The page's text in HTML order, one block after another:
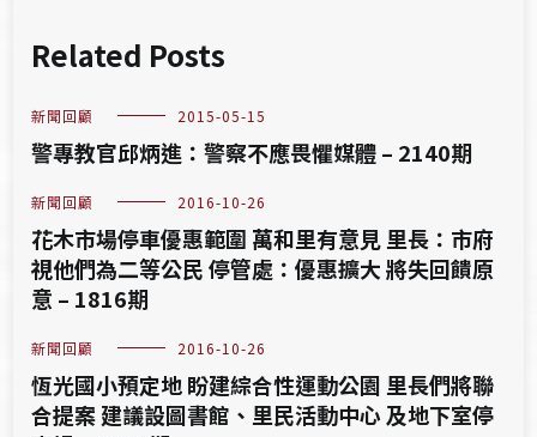
Related Posts
新聞回顧 2015-05-15
警專教官邱炳進：警察不應畏懼媒體 – 2140期
新聞回顧 2016-10-26
花木市場停車優惠範圍 萬和里有意見 里長：市府
視他們為二等公民 停管處：優惠擴大 將失回饋原
意 – 1816期
新聞回顧 2016-10-26
恆光國小預定地 盼建綜合性運動公園 里長們將聯
合提案 建議設圖書館、里民活動中心 及地下室停